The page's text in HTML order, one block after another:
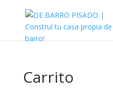
Carrito